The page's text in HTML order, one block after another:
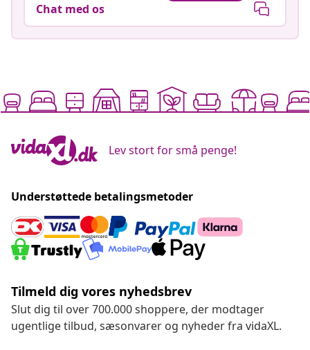
Chat med os
Lev stort for små penge!
Understøttede betalingsmetoder
Tilmeld dig vores nyhedsbrev
Slut dig til over 700.000 shoppere, der modtager
ugentlige tilbud, sæsonvarer og nyheder fra vidaXL.